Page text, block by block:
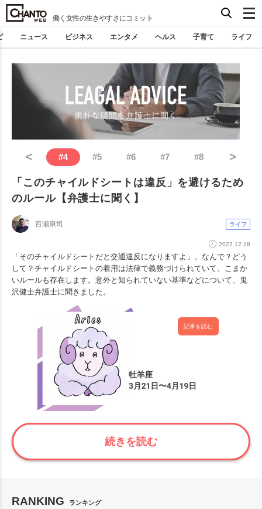
働く女性の生きやすさにコミット
ニュース ビジネス エンタメ ヘルス 子育て ライフ
< #4 #5 #6 #7 #8 >
「このチャイルドシートは違反」を避けるため
のルール【弁護士に聞く】
百瀬康司 ライフ
2022.12.18
「そのチャイルドシートだと交通違反になりますよ」。なんで？どう
して？チャイルドシートの着用は法律で義務づけられていて、こまか
いルールも存在します。意外と知られていない基準などについて、鬼
沢健士弁護士に聞きました。
記事を読む
続きを読む
RANKING ランキング